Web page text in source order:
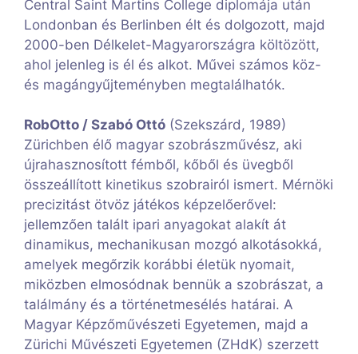
Central Saint Martins College diplomája után
Londonban és Berlinben élt és dolgozott, majd
2000-ben Délkelet-Magyarországra költözött,
ahol jelenleg is él és alkot. Művei számos köz-
és magángyűjteményben megtalálhatók.
RobOtto / Szabó Ottó (Szekszárd, 1989)
Zürichben élő magyar szobrászművész, aki
újrahasznosított fémből, kőből és üvegből
összeállított kinetikus szobrairól ismert. Mérnöki
precizitást ötvöz játékos képzelőerővel:
jellemzően talált ipari anyagokat alakít át
dinamikus, mechanikusan mozgó alkotásokká,
amelyek megőrzik korábbi életük nyomait,
miközben elmosódnak bennük a szobrászat, a
találmány és a történetmesélés határai. A
Magyar Képzőművészeti Egyetemen, majd a
Zürichi Művészeti Egyetemen (ZHdK) szerzett